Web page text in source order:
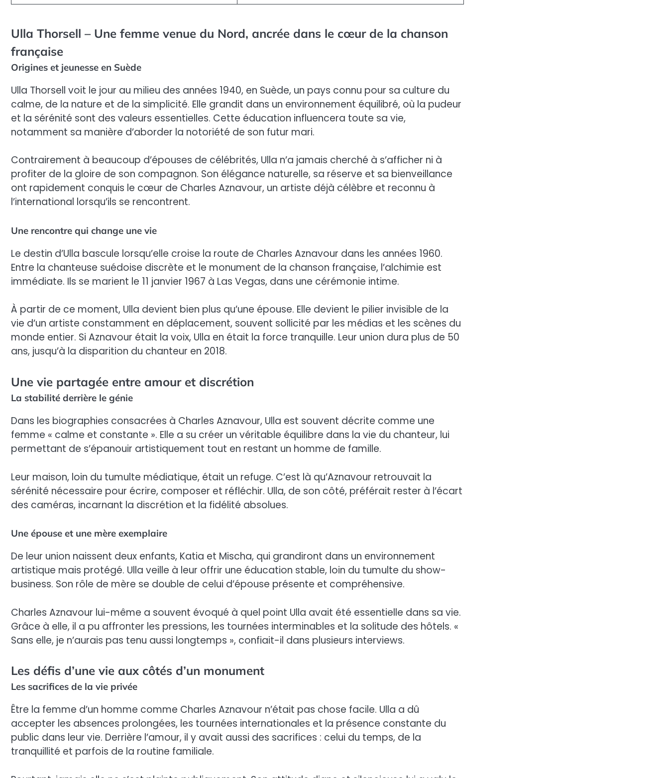
Ulla Thorsell – Une femme venue du Nord, ancrée dans le cœur de la chanson
française
Origines et jeunesse en Suède
Ulla Thorsell voit le jour au milieu des années 1940, en Suède, un pays connu pour sa culture du
calme, de la nature et de la simplicité. Elle grandit dans un environnement équilibré, où la pudeur
et la sérénité sont des valeurs essentielles. Cette éducation influencera toute sa vie,
notamment sa manière d’aborder la notoriété de son futur mari.
Contrairement à beaucoup d’épouses de célébrités, Ulla n’a jamais cherché à s’afficher ni à
profiter de la gloire de son compagnon. Son élégance naturelle, sa réserve et sa bienveillance
ont rapidement conquis le cœur de Charles Aznavour, un artiste déjà célèbre et reconnu à
l’international lorsqu’ils se rencontrent.
Une rencontre qui change une vie
Le destin d’Ulla bascule lorsqu’elle croise la route de Charles Aznavour dans les années 1960.
Entre la chanteuse suédoise discrète et le monument de la chanson française, l’alchimie est
immédiate. Ils se marient le 11 janvier 1967 à Las Vegas, dans une cérémonie intime.
À partir de ce moment, Ulla devient bien plus qu’une épouse. Elle devient le pilier invisible de la
vie d’un artiste constamment en déplacement, souvent sollicité par les médias et les scènes du
monde entier. Si Aznavour était la voix, Ulla en était la force tranquille. Leur union dura plus de 50
ans, jusqu’à la disparition du chanteur en 2018.
Une vie partagée entre amour et discrétion
La stabilité derrière le génie
Dans les biographies consacrées à Charles Aznavour, Ulla est souvent décrite comme une
femme « calme et constante ». Elle a su créer un véritable équilibre dans la vie du chanteur, lui
permettant de s’épanouir artistiquement tout en restant un homme de famille.
Leur maison, loin du tumulte médiatique, était un refuge. C’est là qu’Aznavour retrouvait la
sérénité nécessaire pour écrire, composer et réfléchir. Ulla, de son côté, préférait rester à l’écart
des caméras, incarnant la discrétion et la fidélité absolues.
Une épouse et une mère exemplaire
De leur union naissent deux enfants, Katia et Mischa, qui grandiront dans un environnement
artistique mais protégé. Ulla veille à leur offrir une éducation stable, loin du tumulte du show-
business. Son rôle de mère se double de celui d’épouse présente et compréhensive.
Charles Aznavour lui-même a souvent évoqué à quel point Ulla avait été essentielle dans sa vie.
Grâce à elle, il a pu affronter les pressions, les tournées interminables et la solitude des hôtels. «
Sans elle, je n’aurais pas tenu aussi longtemps », confiait-il dans plusieurs interviews.
Les défis d’une vie aux côtés d’un monument
Les sacrifices de la vie privée
Être la femme d’un homme comme Charles Aznavour n’était pas chose facile. Ulla a dû
accepter les absences prolongées, les tournées internationales et la présence constante du
public dans leur vie. Derrière l’amour, il y avait aussi des sacrifices : celui du temps, de la
tranquillité et parfois de la routine familiale.